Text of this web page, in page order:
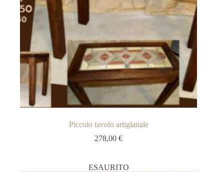
Piccolo tavolo artigianale
278,00€
ESAURITO